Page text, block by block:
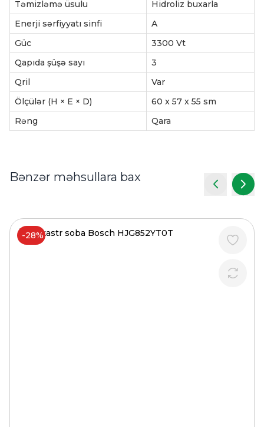
Təmizləmə üsulu
Hidroliz buxarla
Enerji sərfiyyatı sinfi
A
Güc
3300 Vt
Qapıda şüşə sayı
3
Qril
Var
Ölçülər (H × E × D)
60 x 57 x 55 sm
Rəng
Qara
Bənzər məhsullara bax
-28%